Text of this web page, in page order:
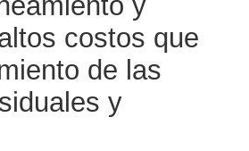
costos que
de las
y